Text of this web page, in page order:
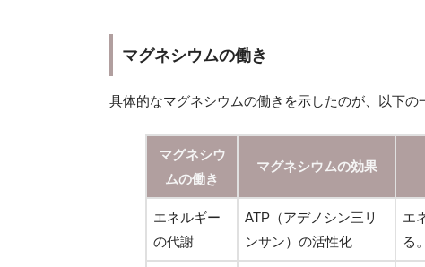
マグネシウムの働き
具体的なマグネシウムの働きを示したのが、以下の
マグネシウ
ムの働き
マグネシウムの効果
エネルギー
の代謝
ATP（アデノシン三リ
ンサン）の活性化
エ
る。